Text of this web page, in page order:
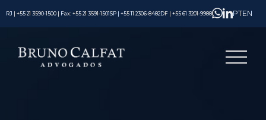
RJ | +55 21 3590-1500 | Fax: +55 21 3591-1501SP | +55 11 2306-8482 DF | +55 61 3201-9988 PTEN